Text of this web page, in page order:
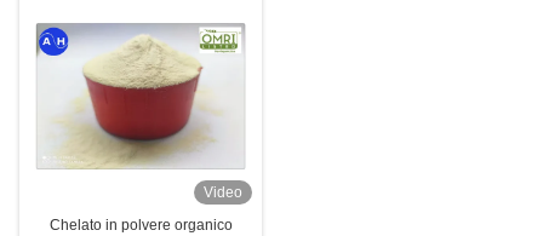
Video
Chelato in polvere organico